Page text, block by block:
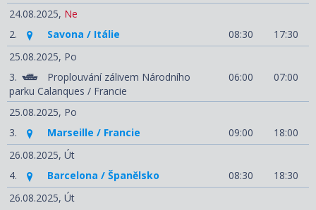
24.08.2025, Ne
2.
Savona / Itálie 08:30
17:30
25.08.2025, Po
3.
Proplouvání zálivem Národního
parku Calanques / Francie
06:00 07:00
25.08.2025, Po
3.
Marseille / Francie 09:00
18:00
26.08.2025, Út
4.
Barcelona / Španělsko 08:30
18:30
26.08.2025, Út